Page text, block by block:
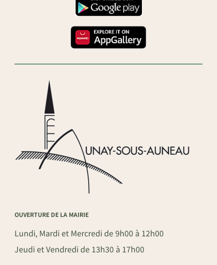
OUVERTURE DE LA MAIRIE
Lundi, Mardi et Mercredi de 9h00 à 12h00
Jeudi et Vendredi de 13h30 à 17h00